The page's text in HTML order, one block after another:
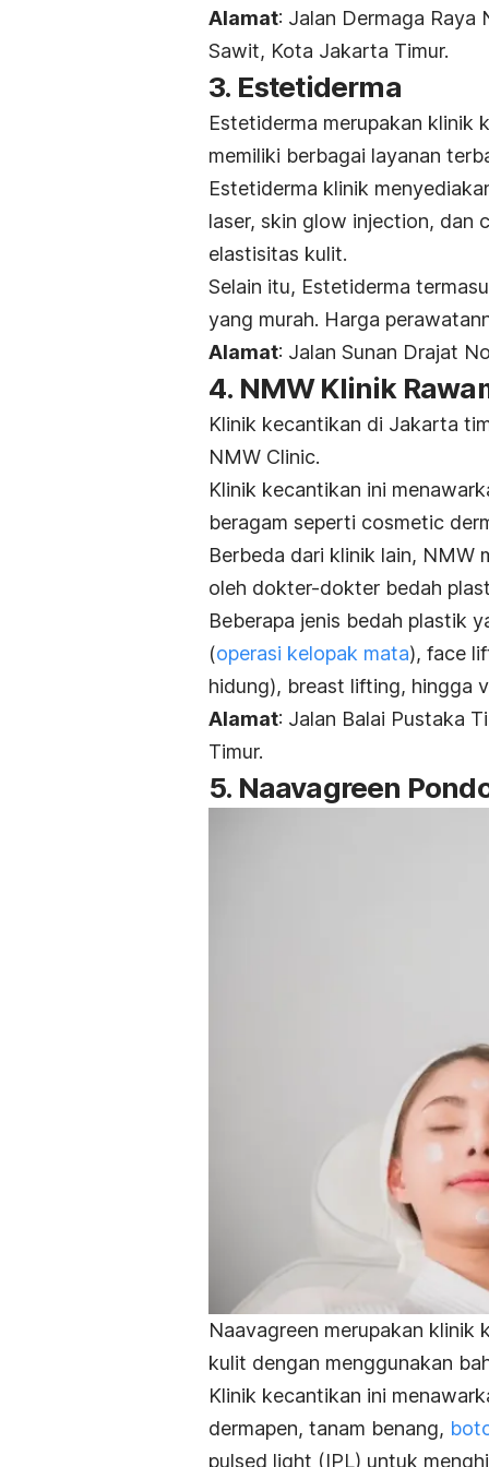
Alamat: Jalan Dermaga Raya
Sawit, Kota Jakarta Timur.
3. Estetiderma
Estetiderma merupakan klinik
memiliki berbagai layanan
Estetiderma klinik
laser, skin glow injection, dan
elastisitas kulit.
Selain itu, Estetiderma
yang murah. Harga
Alamat: Jalan Sunan Drajat
4. NMW Klinik
Klinik kecantikan di Jakarta
NMW Clinic.
Klinik kecantikan ini
beragam seperti cosmetic
Berbeda dari klinik lain, NMW
oleh dokter-dokter bedah
Beberapa jenis bedah plastik
(operasi kelopak mata), face
hidung), breast lifting, hingga
Alamat: Jalan Balai Pustaka
Timur.
5. Naavagreen
Naavagreen merupakan
kulit dengan menggunakan
Klinik kecantikan ini
dermapen, tanam benang,
pulsed light (IPL) untuk